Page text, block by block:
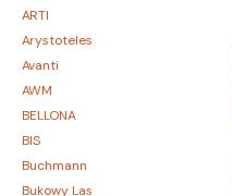
ARTI
Arystoteles
Avanti
AWM
BELLONA
BIS
Buchmann
Bukowy Las